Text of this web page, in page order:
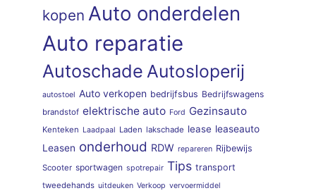
kopen Auto onderdelen
Auto reparatie
Autoschade Autosloperij
autostoel Auto verkopen bedrijfsbus Bedrijfswagens
brandstof elektrische auto Ford Gezinsauto
Kenteken Laadpaal Laden lakschade lease leaseauto
Leasen onderhoud RDW repareren Rijbewijs
Scooter sportwagen spotrepair Tips transport
tweedehands uitdeuken Verkoop vervoermiddel